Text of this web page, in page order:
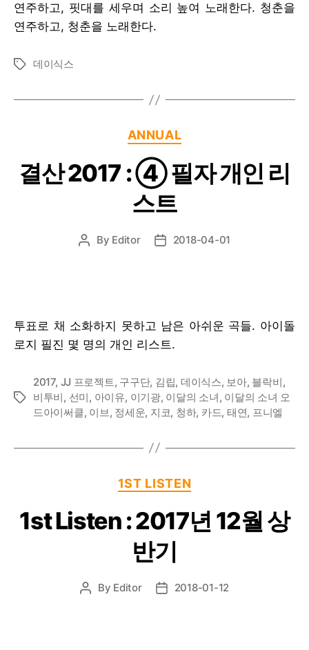
연주하고, 핏대를 세우며 소리 높여 노래한다. 청춘을
연주하고, 청춘을 노래한다.
Tags데이식스
Categories
ANNUAL
결산 2017 : ④ 필자 개인 리
스트
Post
By Editor
Post2018-04-01
투표로 채 소화하지 못하고 남은 아쉬운 곡들. 아이돌
로지 필진 몇 명의 개인 리스트.
Tags
2017, JJ 프로젝트, 구구단, 김립, 데이식스, 보아, 블락비,
비투비, 선미, 아이유, 이기광, 이달의 소녀, 이달의 소녀 오
드아이써클, 이브, 정세운, 지코, 청하, 카드, 태연, 프니엘
Categories
1ST LISTEN
1st Listen : 2017년 12월 상
반기
Post
By Editor
Post2018-01-12